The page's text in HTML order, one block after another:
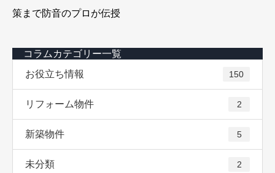
策まで防音のプロが伝授
コラムカテゴリー一覧
お役立ち情報
150
リフォーム物件 2
新築物件 5
未分類 2